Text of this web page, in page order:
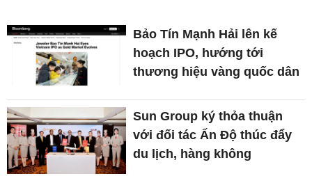
Bảo Tín Mạnh Hải lên kế
hoạch IPO, hướng tới
thương hiệu vàng quốc dân
Sun Group ký thỏa thuận
với đối tác Ấn Độ thúc đẩy
du lịch, hàng không